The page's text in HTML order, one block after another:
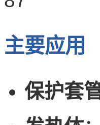
主要应用
保护套